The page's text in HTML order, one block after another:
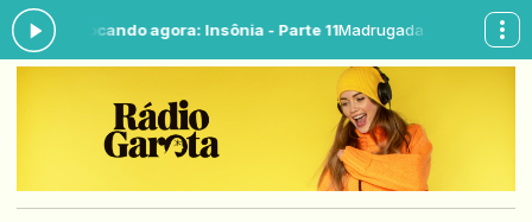
06:00 - Tocando agora: Insônia - Parte 11Madrugada Garota das